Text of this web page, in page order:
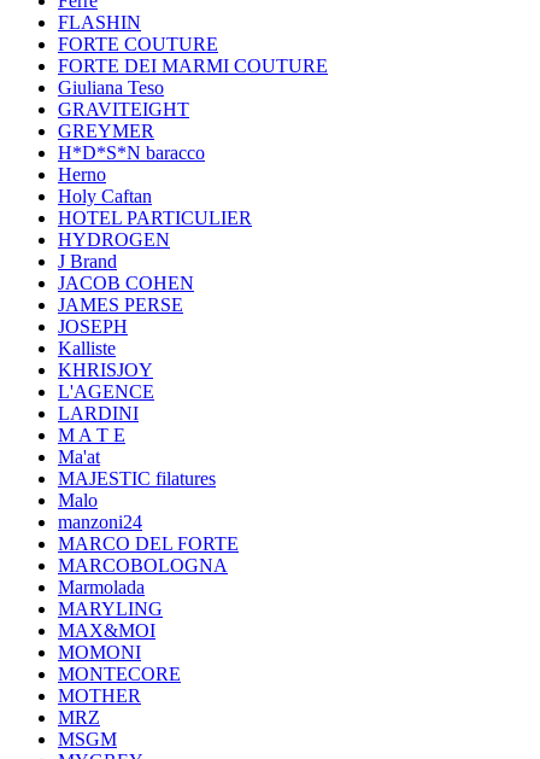
FLASHIN
FORTE COUTURE
FORTE DEI MARMI COUTURE
Giuliana Teso
GRAVITEIGHT
GREYMER
H*D*S*N baracco
Herno
Holy Caftan
HOTEL PARTICULIER
HYDROGEN
J Brand
JACOB COHEN
JAMES PERSE
JOSEPH
Kalliste
KHRISJOY
L'AGENCE
LARDINI
M A T E
Ma'at
MAJESTIC filatures
Malo
manzoni24
MARCO DEL FORTE
MARCOBOLOGNA
Marmolada
MARYLING
MAX&MOI
MOMONI
MONTECORE
MOTHER
MRZ
MSGM